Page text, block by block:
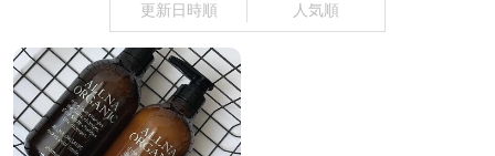
更新日時順 人気順